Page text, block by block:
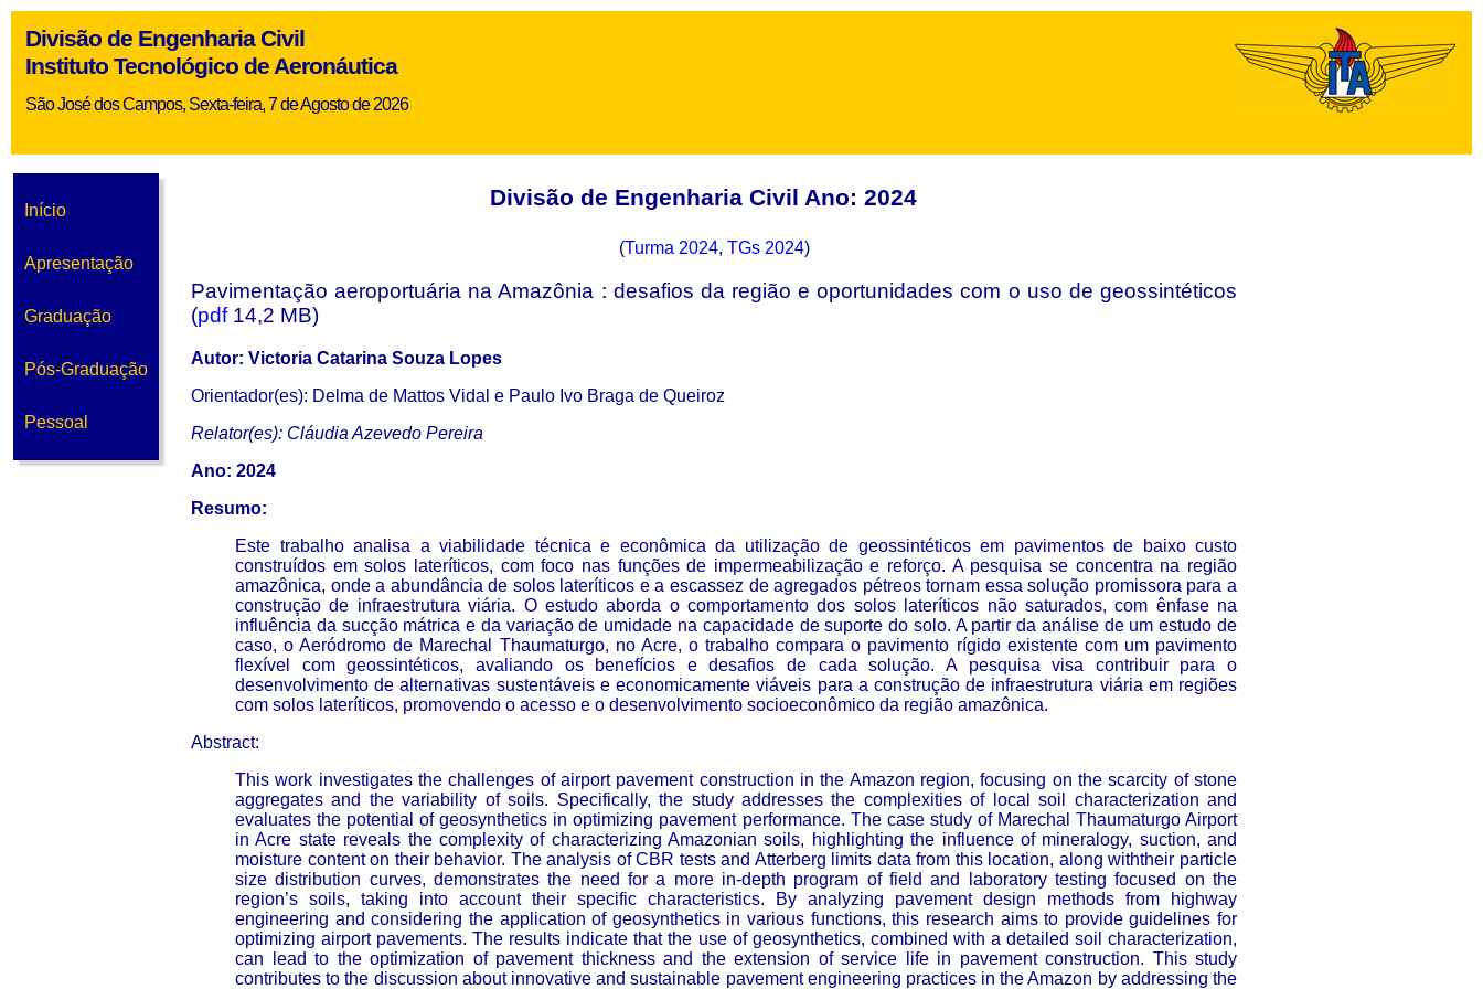
Divisão de Engenharia Civil
Instituto Tecnológico de Aeronáutica
São José dos Campos, Sexta-feira, 7 de Agosto de 2026
Início
Apresentação
Graduação
Pós-Graduação
Pessoal
Divisão de Engenharia Civil Ano: 2024
(Turma 2024, TGs 2024)
Pavimentação aeroportuária na Amazônia : desafios da região e oportunidades com o uso de geossintéticos
(pdf14,2 MB)
Autor: Victoria Catarina Souza Lopes
Orientador(es): Delma de Mattos Vidal e Paulo Ivo Braga de Queiroz
Relator(es): Cláudia Azevedo Pereira
Ano: 2024
Resumo:
Este trabalho analisa a viabilidade técnica e econômica da utilização de geossintéticos em pavimentos de baixo custo
construídos em solos lateríticos, com foco nas funções de impermeabilização e reforço. A pesquisa se concentra na região
amazônica, onde a abundância de solos lateríticos e a escassez de agregados pétreos tornam essa solução promissora para a
construção de infraestrutura viária. O estudo aborda o comportamento dos solos lateríticos não saturados, com ênfase na
influência da sucção mátrica e da variação de umidade na capacidade de suporte do solo. A partir da análise de um estudo de
caso, o Aeródromo de Marechal Thaumaturgo, no Acre, o trabalho compara o pavimento rígido existente com um pavimento
flexível com geossintéticos, avaliando os benefícios e desafios de cada solução. A pesquisa visa contribuir para o
desenvolvimento de alternativas sustentáveis e economicamente viáveis para a construção de infraestrutura viária em regiões
com solos lateríticos, promovendo o acesso e o desenvolvimento socioeconômico da região amazônica.
Abstract:
This work investigates the challenges of airport pavement construction in the Amazon region, focusing on the scarcity of stone
aggregates and the variability of soils. Specifically, the study addresses the complexities of local soil characterization and
evaluates the potential of geosynthetics in optimizing pavement performance. The case study of Marechal Thaumaturgo Airport
in Acre state reveals the complexity of characterizing Amazonian soils, highlighting the influence of mineralogy, suction, and
moisture content on their behavior. The analysis of CBR tests and Atterberg limits data from this location, along withtheir particle
size distribution curves, demonstrates the need for a more in-depth program of field and laboratory testing focused on the
region’s soils, taking into account their specific characteristics. By analyzing pavement design methods from highway
engineering and considering the application of geosynthetics in various functions, this research aims to provide guidelines for
optimizing airport pavements. The results indicate that the use of geosynthetics, combined with a detailed soil characterization,
can lead to the optimization of pavement thickness and the extension of service life in pavement construction. This study
contributes to the discussion about innovative and sustainable pavement engineering practices in the Amazon by addressing the